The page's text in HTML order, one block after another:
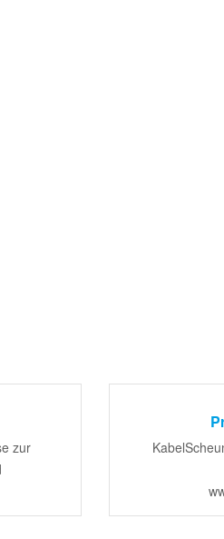
zur